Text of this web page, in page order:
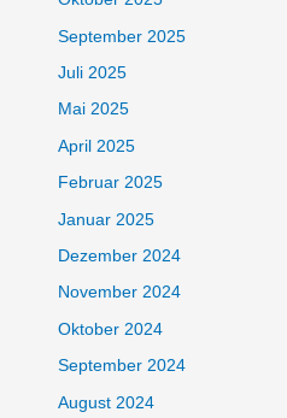
September 2025
Juli 2025
Mai 2025
April 2025
Februar 2025
Januar 2025
Dezember 2024
November 2024
Oktober 2024
September 2024
August 2024